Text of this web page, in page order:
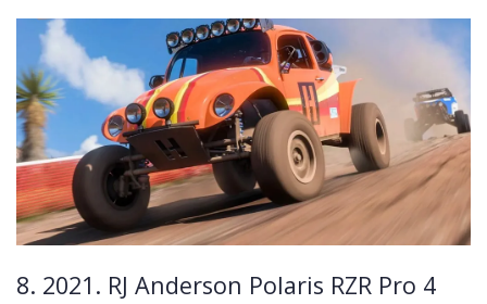
8. 2021. RJ Anderson Polaris RZR Pro 4